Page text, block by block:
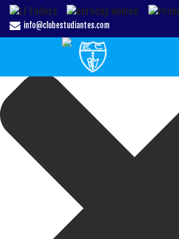
Gestionar el Consentimiento de las Cookies
info@clubestudiantes.com